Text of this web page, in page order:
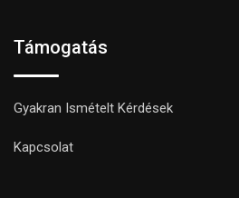
Támogatás
Gyakran Ismételt Kérdések
Kapcsolat